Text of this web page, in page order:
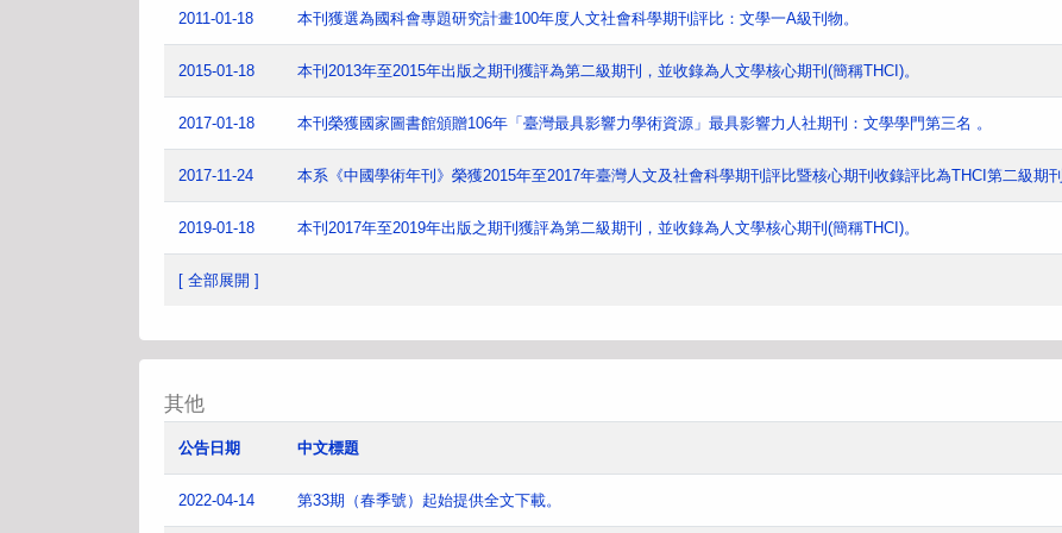
2011-01-18 本刊獲選為國科會專題研究計畫100年度人文社會科學期刊評比：文學一A級刊物。
2015-01-18 本刊2013年至2015年出版之期刊獲評為第二級期刊，並收錄為人文學核心期刊(簡稱THCI)。
2017-01-18 本刊榮獲國家圖書館頒贈106年「臺灣最具影響力學術資源」最具影響力人社期刊：文學學門第三名 。
2017-11-24 本系《中國學術年刊》榮獲2015年至2017年臺灣人文及社會科學期刊評比暨核心期刊收錄評比為THCI第二級期刊
2019-01-18 本刊2017年至2019年出版之期刊獲評為第二級期刊，並收錄為人文學核心期刊(簡稱THCI)。
[ 全部展開 ]
其他
公告日期 中文標題
2022-04-14 第33期（春季號）起始提供全文下載。